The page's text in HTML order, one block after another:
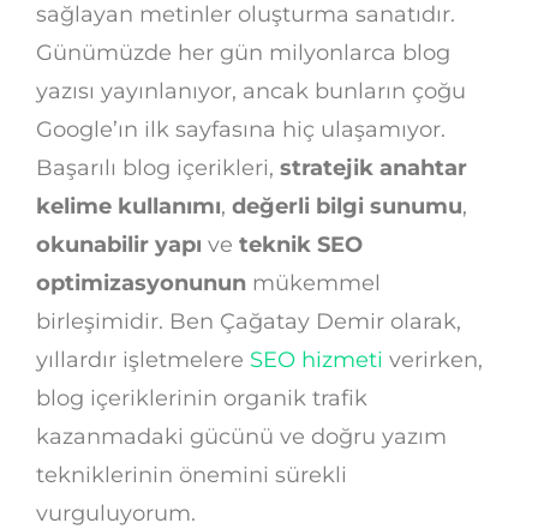
sağlayan metinler oluşturma sanatıdır.
Günümüzde her gün milyonlarca blog
yazısı yayınlanıyor, ancak bunların çoğu
Google’ın ilk sayfasına hiç ulaşamıyor.
Başarılı blog içerikleri, stratejik anahtar
kelime kullanımı, değerli bilgi sunumu,
okunabilir yapı ve teknik SEO
optimizasyonunun mükemmel
birleşimidir. Ben Çağatay Demir olarak,
yıllardır işletmelere SEO hizmeti verirken,
blog içeriklerinin organik trafik
kazanmadaki gücünü ve doğru yazım
tekniklerinin önemini sürekli
vurguluyorum.